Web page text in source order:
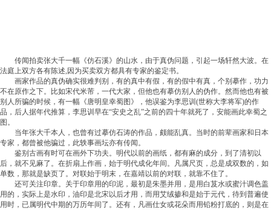
传闻拍卖张大千一幅《仿石溪》的山水，由于真伪问题，引起一场轩然大波。在
法庭上双方各有陈述,因为买卖双方都具有专家的鉴定书。
画家作品的真伪确实很难判别，有的真中有假，有的假中有真，个别摹作，功力
不在原作之下。比如宋代米芾，一代大家，但他也有摹仿别人的伪作。然而他也有被
别人所骗的时候，有一幅《唐明皇幸蜀图》，他误鉴为李思训(世称大李将军)的作
品，后人据年代推算，李思训早在“安史之乱”之前的四十年就死了，安能画此幸蜀之
图。
当年张大千本人，也曾有过摹仿石涛的作品，颇能乱真。当时的前辈画家和日本
专家，都曾被他骗过，此轶事画坛亦有传闻。
鉴别古画有时可在画外下功夫。明代以前的画纸，都有麻的成分，到了清初以
后，就不见麻了。在折扇上作画，始于明代成化年间。凡属尺页，总是成双数的，如
单数，那就是缺页了。对联始于明末，在嘉靖以前的对联，就靠不住了。
还可关注印章。关于印章用的印泥，最初是朱墨并用，是用白芨水或蜜汁调色盖
用的，实际上是水印，油印是北宋以后才用，而用艾绒掺和是始于元代，待到普遍使
用时，已属明代中期的万历年间了。还有，凡画仕女或花朵而用铅粉打底的，则是在